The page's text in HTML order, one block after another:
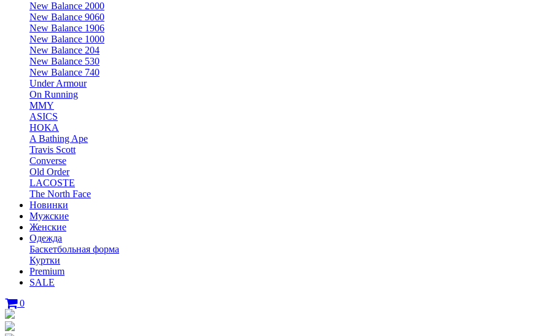
New Balance 2000
New Balance 9060
New Balance 1906
New Balance 1000
New Balance 204
New Balance 530
New Balance 740
Under Armour
On Running
MMY
ASICS
HOKA
A Bathing Ape
Travis Scott
Converse
Old Order
LACOSTE
The North Face
Новинки
Мужские
Женские
Одежда
Баскетбольная форма
Куртки
Premium
SALE
0